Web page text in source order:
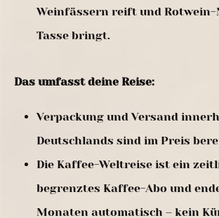
Weinfässern reift und Rotwein-
Tasse bringt.
Das umfasst deine Reise:
Verpackung und Versand
Deutschlands sind im Preis
Die Kaffee-Weltreise ist ein
begrenztes Kaffee-Abo und
Monaten automatisch – kein